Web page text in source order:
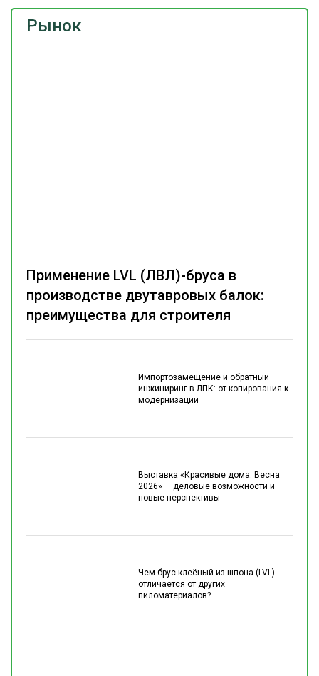
Рынок
Импортозамещение и обратный
инжиниринг в ЛПК: от копирования к
модернизации
Выставка «Красивые дома. Весна
2026» — деловые возможности и
новые перспективы
Чем брус клеёный из шпона (LVL)
отличается от других
пиломатериалов?
Применение LVL (ЛВЛ)-бруса в
производстве двутавровых балок:
преимущества для строителя